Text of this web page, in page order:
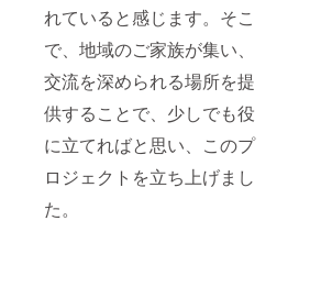
れていると感じます。そこ
で、地域のご家族が集い、
交流を深められる場所を提
供することで、少しでも役
に立てればと思い、このプ
ロジェクトを立ち上げまし
た。